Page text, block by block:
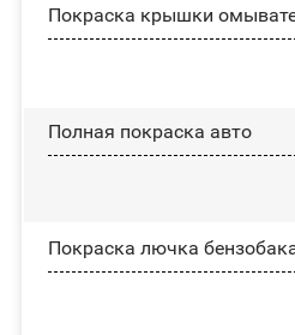
Покраска крышки
Полная покраска авто
Покраска лючка